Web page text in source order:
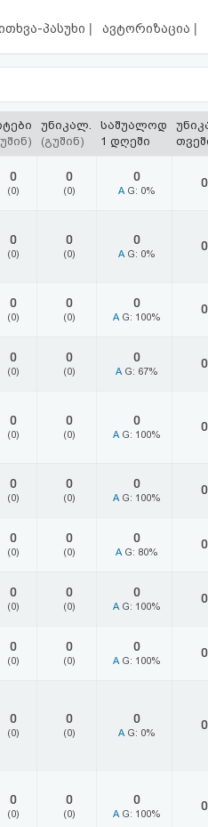
პასუხი | ავტორიზაცია |
უნიკალ.
(გუშინ)
საშუალოდ
1 დღეში
0
(0)
0
(0)
0
A G: 0%
0
0
(0)
0
(0)
0
A G: 0%
0
0
(0)
0
(0)
0
A G: 100%
0
0
(0)
0
(0)
0
A G: 67%
0
0
(0)
0
(0)
0
A G: 100%
0
0
(0)
0
(0)
0
A G: 100%
0
0
(0)
0
(0)
0
A G: 80%
0
0
(0)
0
(0)
0
A G: 100%
0
0
(0)
0
(0)
0
A G: 100%
0
0
(0)
0
(0)
0
A G: 0%
0
0
(0)
0
(0)
0
A G: 100%
0